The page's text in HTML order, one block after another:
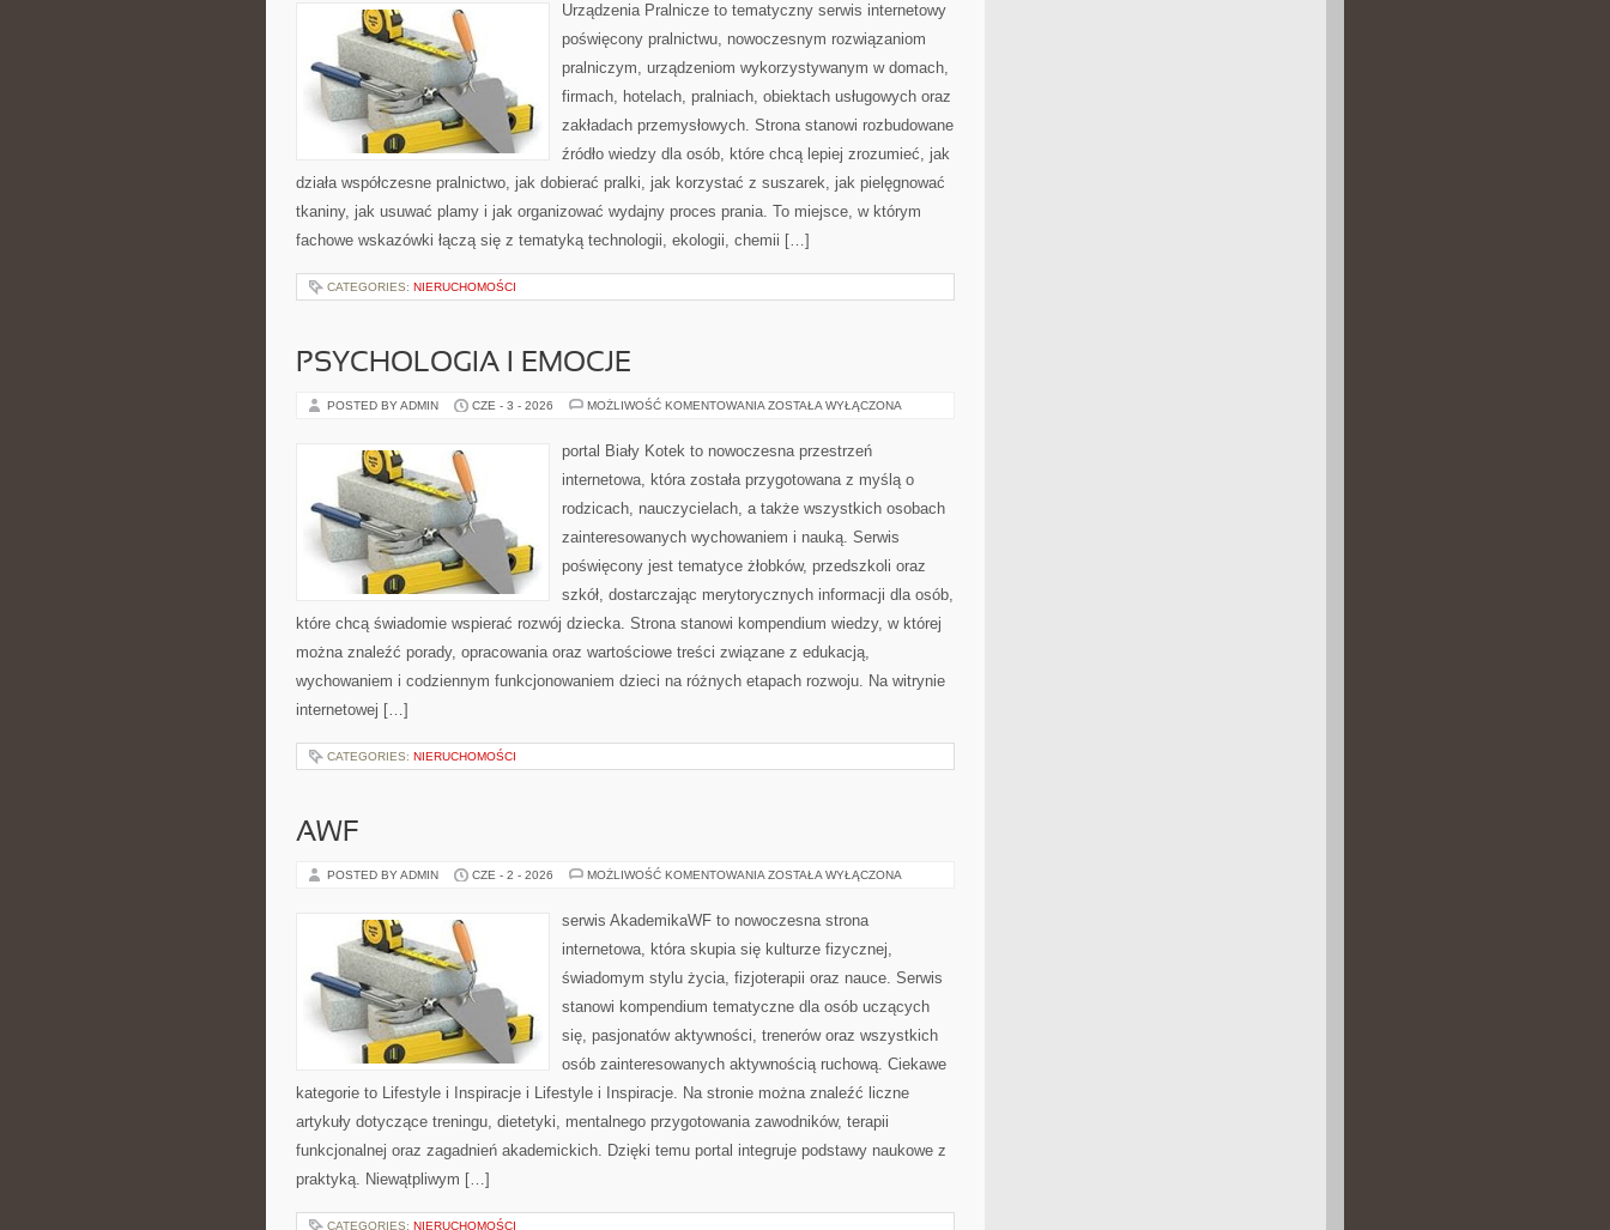
Urządzenia Pralnicze to tematyczny serwis internetowy
poświęcony pralnictwu, nowoczesnym rozwiązaniom
pralniczym, urządzeniom wykorzystywanym w domach,
firmach, hotelach, pralniach, obiektach usługowych oraz
zakładach przemysłowych. Strona stanowi rozbudowane
źródło wiedzy dla osób, które chcą lepiej zrozumieć, jak
działa współczesne pralnictwo, jak dobierać pralki, jak korzystać z suszarek, jak pielęgnować
tkaniny, jak usuwać plamy i jak organizować wydajny proces prania. To miejsce, w którym
fachowe wskazówki łączą się z tematyką technologii, ekologii, chemii […]
CATEGORIES: NIERUCHOMOŚCI
PSYCHOLOGIA I EMOCJE
POSTED BY ADMIN CZE - 3 - 2026 MOŻLIWOŚĆ KOMENTOWANIA PSYCHOLOGIA
ZOSTAŁA WYŁĄCZONA
portal Biały Kotek to nowoczesna przestrzeń
internetowa, która została przygotowana z myślą o
rodzicach, nauczycielach, a także wszystkich osobach
zainteresowanych wychowaniem i nauką. Serwis
poświęcony jest tematyce żłobków, przedszkoli oraz
szkół, dostarczając merytorycznych informacji dla osób,
które chcą świadomie wspierać rozwój dziecka. Strona stanowi kompendium wiedzy, w której
można znaleźć porady, opracowania oraz wartościowe treści związane z edukacją,
wychowaniem i codziennym funkcjonowaniem dzieci na różnych etapach rozwoju. Na witrynie
internetowej […]
CATEGORIES: NIERUCHOMOŚCI
AWF
POSTED BY ADMIN CZE - 2 - 2026 MOŻLIWOŚĆ KOMENTOWANIA AWF
ZOSTAŁA WYŁĄCZONA
serwis AkademikaWF to nowoczesna strona
internetowa, która skupia się kulturze fizycznej,
świadomym stylu życia, fizjoterapii oraz nauce. Serwis
stanowi kompendium tematyczne dla osób uczących
się, pasjonatów aktywności, trenerów oraz wszystkich
osób zainteresowanych aktywnością ruchową. Ciekawe
kategorie to Lifestyle i Inspiracje i Lifestyle i Inspiracje. Na stronie można znaleźć liczne
artykuły dotyczące treningu, dietetyki, mentalnego przygotowania zawodników, terapii
funkcjonalnej oraz zagadnień akademickich. Dzięki temu portal integruje podstawy naukowe z
praktyką. Niewątpliwym […]
CATEGORIES: NIERUCHOMOŚCI